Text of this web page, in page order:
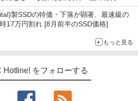
製SSDの特価・下落が顕著、最速級の
時17万円割れ [8月前半のSSD価格]
もっと見る
Hotline! をフォローする